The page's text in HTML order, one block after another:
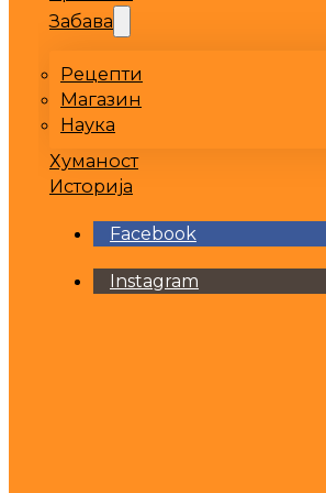
Забава
Рецепти
Магазин
Наука
Хуманост
Историја
Facebook
Instagram